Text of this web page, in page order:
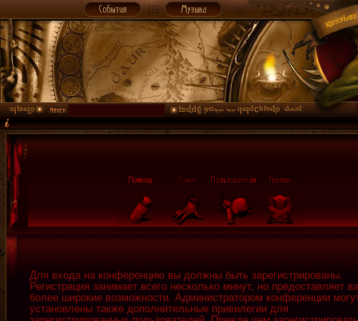
Для входа на конференцию вы должны быть зарегистрированы.
Регистрация занимает всего несколько минут, но предоставляет
более широкие возможности. Администратором конференции
установлены также дополнительные привилегии для